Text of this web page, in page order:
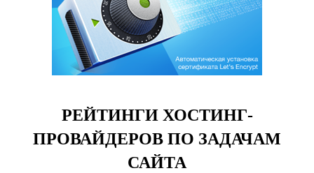
РЕЙТИНГИ ХОСТИНГ-
ПРОВАЙДЕРОВ ПО ЗАДАЧАМ
САЙТА